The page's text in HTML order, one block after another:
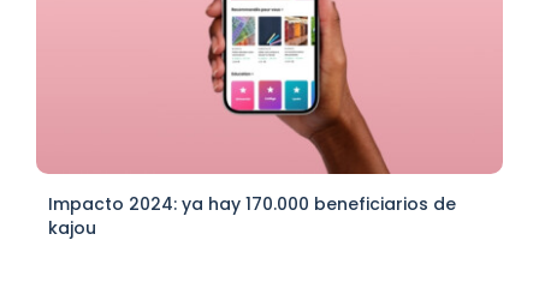
Impacto 2024: ya hay 170.000 beneficiarios de
kajou